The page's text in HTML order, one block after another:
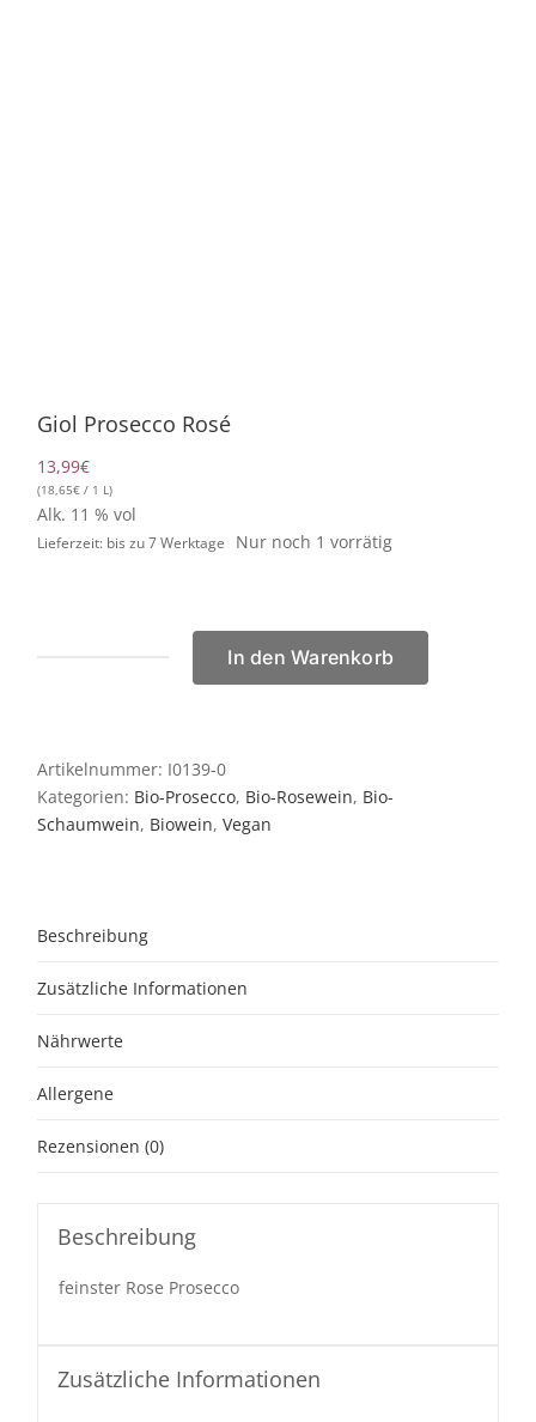
Giol Prosecco Rosé
13,99€
(18,65€ / 1 L)
Alk. 11 % vol
Lieferzeit: bis zu 7 Werktage Nur noch 1 vorrätig
In den Warenkorb
Artikelnummer: I0139-0
Kategorien: Bio-Prosecco, Bio-Rosewein, Bio-
Schaumwein, Biowein,Vegan
Beschreibung
Zusätzliche Informationen
Nährwerte
Allergene
Rezensionen (0)
Beschreibung
feinster Rose Prosecco
Zusätzliche Informationen